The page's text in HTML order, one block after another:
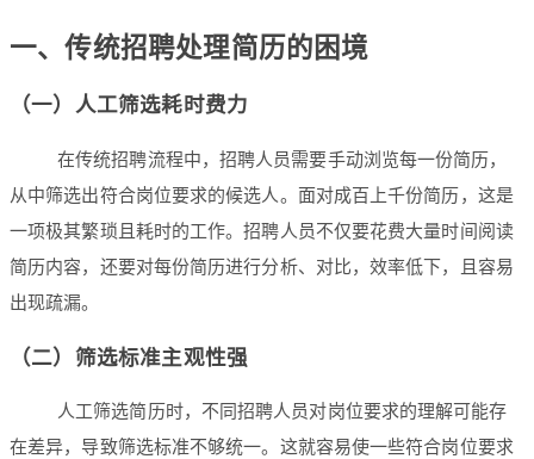
一、传统招聘处理简历的困境
（一）人工筛选耗时费力
在传统招聘流程中，招聘人员需要手动浏览每一份简历，
从中筛选出符合岗位要求的候选人。面对成百上千份简历，这是
一项极其繁琐且耗时的工作。招聘人员不仅要花费大量时间阅读
简历内容，还要对每份简历进行分析、对比，效率低下，且容易
出现疏漏。
（二）筛选标准主观性强
人工筛选简历时，不同招聘人员对岗位要求的理解可能存
在差异，导致筛选标准不够统一。这就容易使一些符合岗位要求